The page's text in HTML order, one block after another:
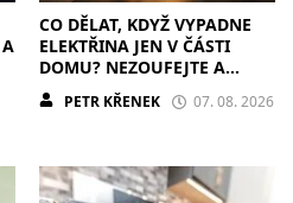
A
CO DĚLAT, KDYŽ VYPADNE
ELEKTŘINA JEN V ČÁSTI
DOMU? NEZOUFEJTE A
POSTUPUJTE S CHLADNOU
HLAVOU
PETR KŘENEK 07. 08. 2026